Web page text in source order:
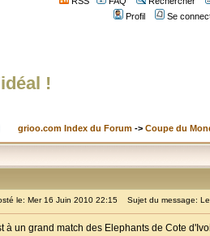
Profil
Se
!
grioo.com Index du Forum -> Coupe du
le: Mer 16 Juin 2010 22:15 Sujet du message:
à un grand match des Elephants de Cote